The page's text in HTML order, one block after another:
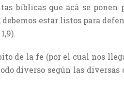
bíblicas que acá se ponen
estar listos para
de la fe (por el cual nos
diverso según las diversas